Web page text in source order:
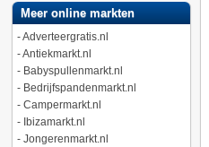
Meer online markten
-Adverteergratis.nl
-Antiekmarkt.nl
- Babyspullenmarkt.nl
- Bedrijfspandenmarkt.nl
- Campermarkt.nl
- Ibizamarkt.nl
- Jongerenmarkt.nl